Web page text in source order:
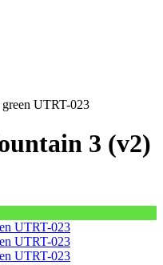
UTRT-023
3 (v2)